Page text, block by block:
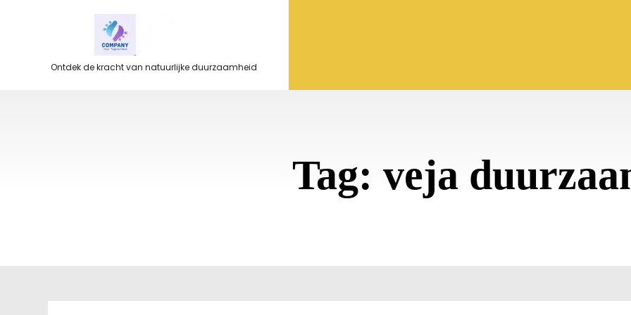
Ontdek de kracht van natuurlijke duurzaamheid
Tag: veja